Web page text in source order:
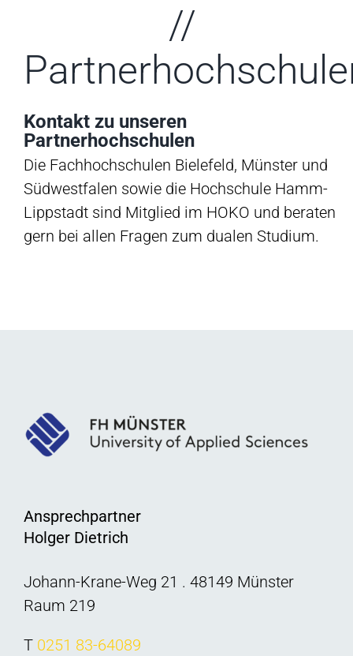
//
Kontakt zu unseren
Partnerhochschulen
Die Fachhochschulen Bielefeld, Münster und
Südwestfalen sowie die Hochschule Hamm-
Lippstadt sind Mitglied im HOKO und beraten
gern bei allen Fragen zum dualen Studium.
Ansprechpartner
Holger Dietrich
Johann-Krane-Weg 21 . 48149 Münster
Raum 219
T 0251 83-64089